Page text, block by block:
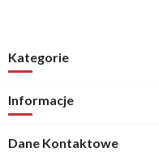
Kategorie
Informacje
Dane Kontaktowe